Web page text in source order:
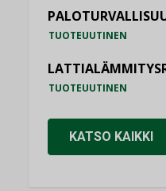
TUOTEUUTINEN
TUOTEUUTINEN
KATSO KAIKKI